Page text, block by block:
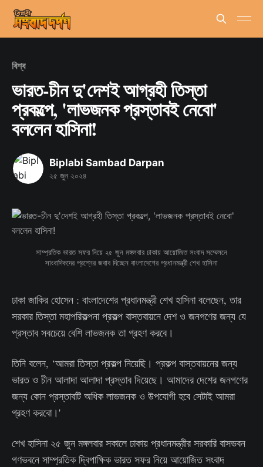
বিশ্ব
ভারত-চীন দু'দেশই আগ্রহী তিস্তা
প্রকল্পে, 'লাভজনক প্রস্তাবই নেবো'
বললেন হাসিনা!
Biplabi Sambad Darpan
২৫ জুন ২০২৪
সাম্প্রতিক ভারত সফর নিয়ে ২৫ জুন মঙ্গলবার ঢাকায় আয়োজিত সংবাদ সম্মেলনে
সাংবাদিকদের প্রশ্নের জবাব দিচ্ছেন বাংলাদেশের প্রধানমন্ত্রী শেখ হাসিনা
ঢাকা জাকির হোসেন : বাংলাদেশের প্রধানমন্ত্রী শেখ হাসিনা বলেছেন, তার
সরকার তিস্তা মহাপরিকল্পনা প্রকল্প বাস্তবায়নে দেশ ও জনগণের জন্য যে
প্রস্তাব সবচেয়ে বেশি লাভজনক তা গ্রহণ করবে।
তিনি বলেন, ‘আমরা তিস্তা প্রকল্প নিয়েছি। প্রকল্প বাস্তবায়নের জন্য
ভারত ও চীন আলাদা আলাদা প্রস্তাব দিয়েছে। আমাদের দেশের জনগণের
জন্য কোন প্রস্তাবটি অধিক লাভজনক ও উপযোগী হবে সেটাই আমরা
গ্রহণ করবো।'
শেখ হাসিনা ২৫ জুন মঙ্গলবার সকালে ঢাকায় প্রধানমন্ত্রীর সরকারি বাসভবন
গণভবনে সাম্প্রতিক দ্বিপাক্ষিক ভারত সফর নিয়ে আয়োজিত সংবাদ